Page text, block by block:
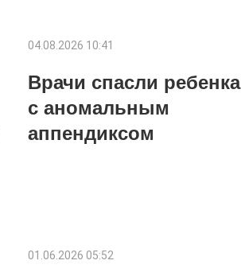
04.08.2026 10:41
Врачи спасли ребенка
с аномальным
аппендиксом
01.06.2026 05:52